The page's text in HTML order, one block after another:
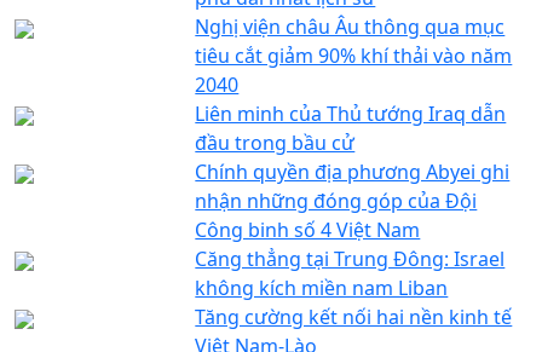
Nghị viện châu Âu thông qua mục
tiêu cắt giảm 90% khí thải vào năm
2040
Liên minh của Thủ tướng Iraq dẫn
đầu trong bầu cử
Chính quyền địa phương Abyei ghi
nhận những đóng góp của Đội
Công binh số 4 Việt Nam
Căng thẳng tại Trung Đông: Israel
không kích miền nam Liban
Tăng cường kết nối hai nền kinh tế
Việt Nam-Lào